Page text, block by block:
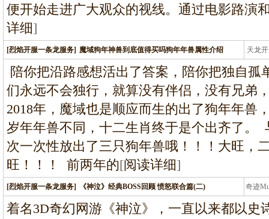
便开始走进广大观众的视线。通过电影路演
详细]
[烈焰开服一条龙服务] 魔域狗年神兽到底值得买吗狗年年兽属性介绍 天龙
龙
陪你把沿路感想活出了答案，陪你把独自
们永远不会独行，就算没有伴侣，没有兄弟
2018年，魔域也是顺应而生的出了狗年年兽
岁年年兽不同，十二生肖终于是个出齐了。
次一次性放出了三只狗年兽哦！！！大旺，
旺！！！ ­ 前两年的[阅读详细]
[烈焰开服一条龙服务] 《神泣》经典BOSS回顾 愤怒联合篇(二) 奇迹
条
着名3D奇幻网游《神泣》，一直以来都以史